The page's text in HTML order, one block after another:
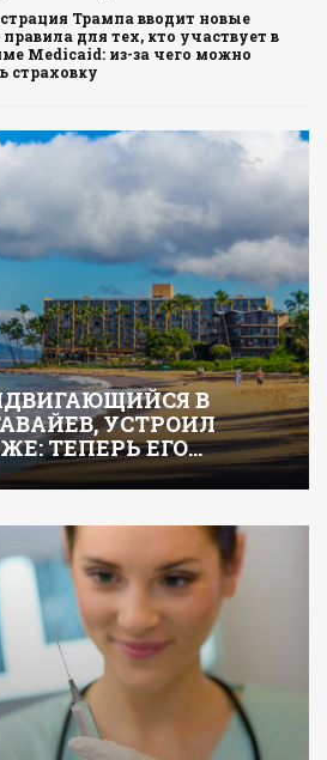
Трампа вводит новые
для тех, кто участвует в
Medicaid: из-за чего можно
страховку
В
УСТРОИЛ
ТЕПЕРЬ ЕГО…